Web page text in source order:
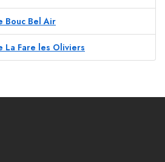
Bouc Bel Air
La Fare les Oliviers